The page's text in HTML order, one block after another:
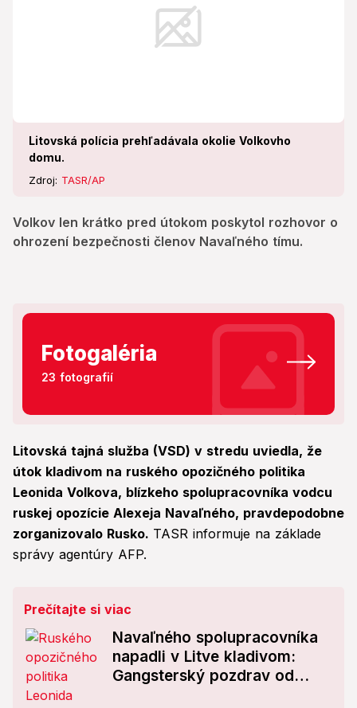
Litovská polícia prehľadávala okolie Volkovho
domu.
Zdroj: TASR/AP
Volkov len krátko pred útokom poskytol rozhovor o
ohrození bezpečnosti členov Navaľného tímu.
Fotogaléria
23 fotografií
Litovská tajná služba (VSD) v stredu uviedla, že
útok kladivom na ruského opozičného politika
Leonida Volkova, blízkeho spolupracovníka vodcu
ruskej opozície Alexeja Navaľného, pravdepodobne
zorganizovalo Rusko. TASR informuje na základe
správy agentúry AFP.
Prečítajte si viac
Navaľného spolupracovníka
napadli v Litve kladivom:
Gangsterský pozdrav od